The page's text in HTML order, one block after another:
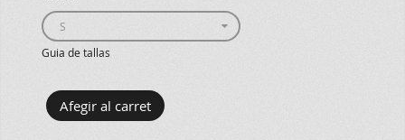
Guia de tallas